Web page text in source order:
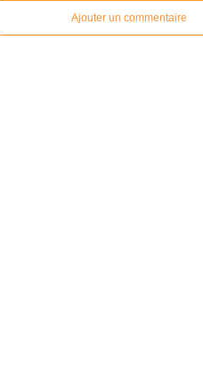
Ajouter un commentaire